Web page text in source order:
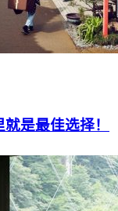
是最佳选择！